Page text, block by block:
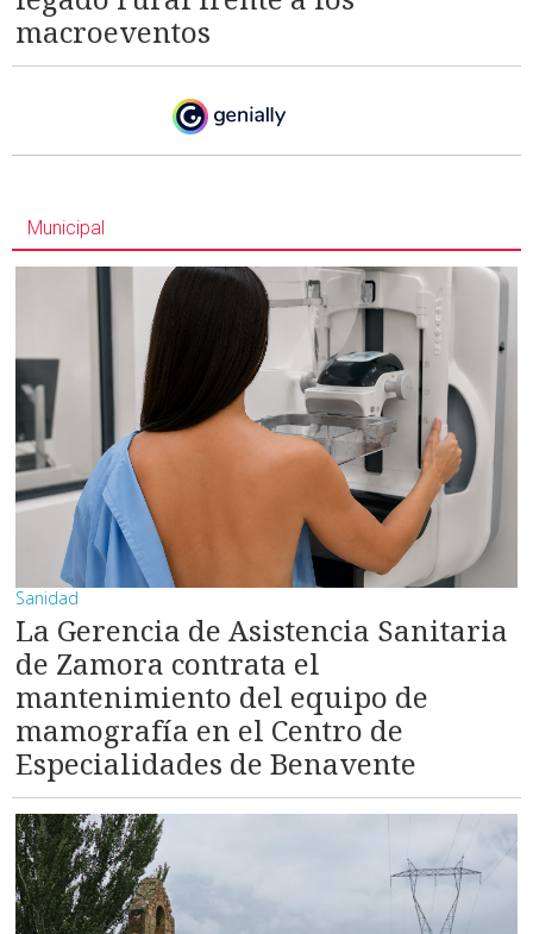
macroeventos
Municipal
Sanidad
La Gerencia de Asistencia Sanitaria
de Zamora contrata el
mantenimiento del equipo de
mamografía en el Centro de
Especialidades de Benavente